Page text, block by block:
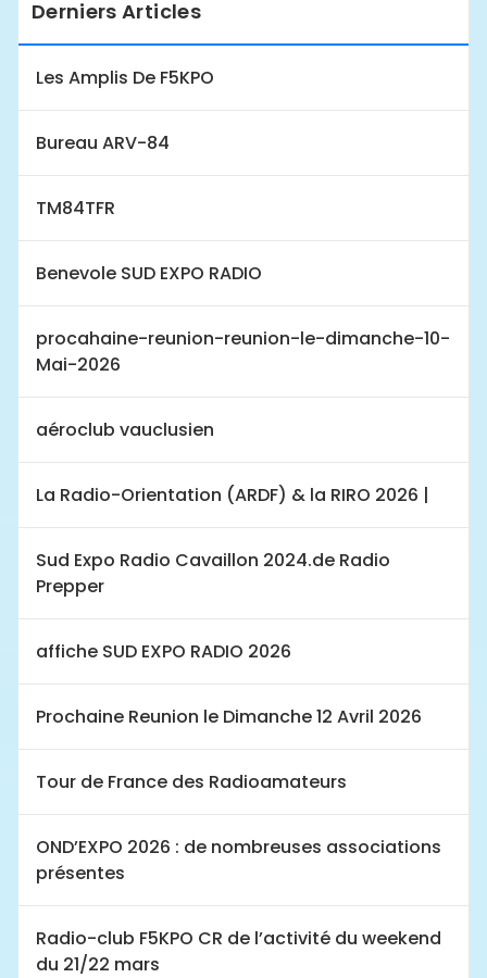
Derniers Articles
Les Amplis De F5KPO
Bureau ARV-84
TM84TFR
Benevole SUD EXPO RADIO
procahaine-reunion-reunion-le-dimanche-10-
Mai-2026
aéroclub vauclusien
La Radio-Orientation (ARDF) & la RIRO 2026 |
Sud Expo Radio Cavaillon 2024.de Radio
Prepper
affiche SUD EXPO RADIO 2026
Prochaine Reunion le Dimanche 12 Avril 2026
Tour de France des Radioamateurs
OND’EXPO 2026 : de nombreuses associations
présentes
Radio-club F5KPO CR de l’activité du weekend
du 21/22 mars